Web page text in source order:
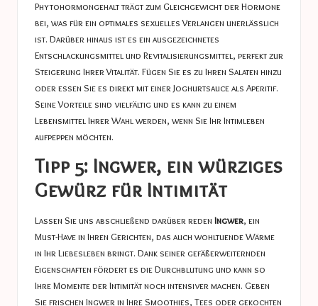
Phytohormongehalt trägt zum Gleichgewicht der Hormone
bei, was für ein optimales sexuelles Verlangen unerlässlich
ist. Darüber hinaus ist es ein ausgezeichnetes
Entschlackungsmittel und Revitalisierungsmittel, perfekt zur
Steigerung Ihrer Vitalität. Fügen Sie es zu Ihren Salaten hinzu
oder essen Sie es direkt mit einer Joghurtsauce als Aperitif.
Seine Vorteile sind vielfältig und es kann zu einem
Lebensmittel Ihrer Wahl werden, wenn Sie Ihr Intimleben
aufpeppen möchten.
Tipp 5: Ingwer, ein würziges
Gewürz für Intimität
Lassen Sie uns abschließend darüber reden Ingwer, ein
Must-Have in Ihren Gerichten, das auch wohltuende Wärme
in Ihr Liebesleben bringt. Dank seiner gefäßerweiternden
Eigenschaften fördert es die Durchblutung und kann so
Ihre Momente der Intimität noch intensiver machen. Geben
Sie frischen Ingwer in Ihre Smoothies, Tees oder gekochten